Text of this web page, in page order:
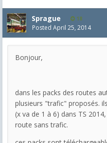
Sprague 18
Posted April 25, 2014
Bonjour,
dans les packs des routes
plusieurs "trafic" proposés.
(x va de 1 à 6) dans TS
route sans trafic.